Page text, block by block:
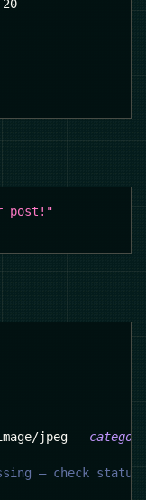
20
post!"
jpeg
--category
— check